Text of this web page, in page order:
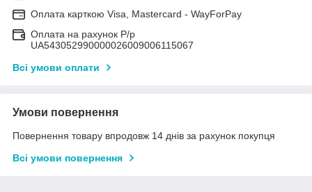
Оплата карткою Visa, Mastercard - WayForPay
Оплата на рахунок Р/р
UA543052990000026009006115067
Всі умови оплати
Умови повернення
Повернення товару впродовж 14 днів за рахунок покупця
Всі умови повернення